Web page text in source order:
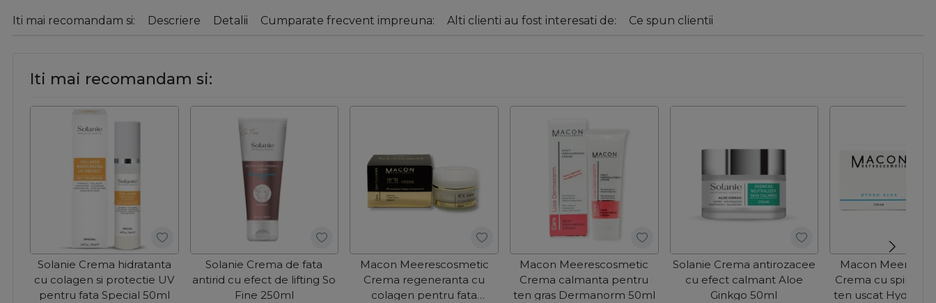
Iti mai recomandam si: Descriere Detalii Cumparate frecvent impreuna: Alti clienti au fost interesati de: Ce spun clientii
Iti mai recomandam si:
Solanie Crema hidratanta
cu colagen si protectie UV
pentru fata Special 50ml
Solanie Crema de fata
antirid cu efect de lifting So
Fine 250ml
Macon Meerescosmetic
Crema regeneranta cu
colagen pentru fata
Macon Meerescosmetic
Crema calmanta pentru
ten gras Dermanorm 50ml
Solanie Crema antirozacee
cu efect calmant Aloe
Ginkgo 50ml
Macon
Crema cu
ten uscat Hydro